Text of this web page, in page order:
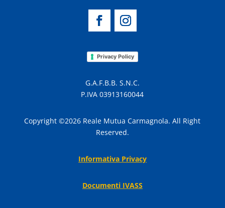
Privacy Policy
G.A.F.B.B. S.N.C.
P.IVA 03913160044
Copyright ©2026 Reale Mutua Carmagnola. All Right
Reserved.
Informativa Privacy
Documenti IVASS